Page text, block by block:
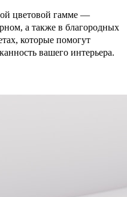
цветовой гамме —
а также в благородных
которые помогут
вашего интерьера.